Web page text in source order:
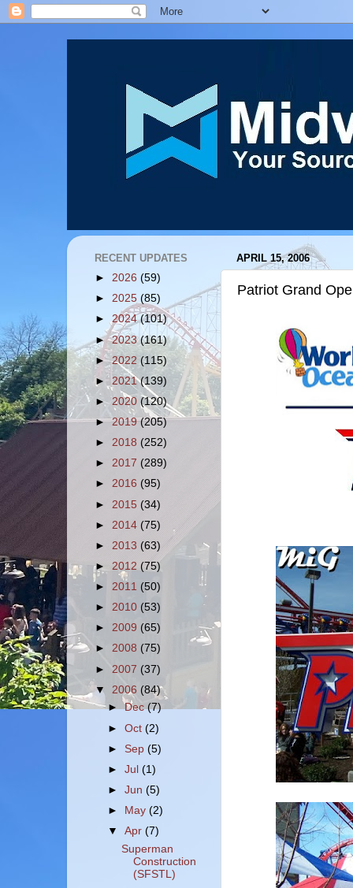
APRIL 15, 2006
Patriot Grand
RECENT UPDATES
► 2026 (59)
► 2025 (85)
► 2024(101)
►2023(161)
►2022(115)
► 2021(139)
► 2020 (120)
►2019(205)
► 2018 (252)
► 2017 (289)
► 2016 (95)
► 2015 (34)
► 2014 (75)
► 2013 (63)
► 2012 (75)
► 2011 (50)
► 2010 (53)
► 2009 (65)
► 2008 (75)
► 2007 (37)
▼ 2006 (84)
►Dec(7)
►Oct(2)
►Sep(5)
►Jul(1)
►Jun(5)
►
May(2)
▼Apr(7)
Superman
Construction
(SFSTL)